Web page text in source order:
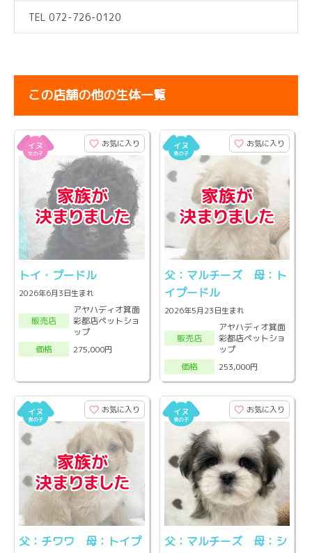
TEL 072-726-0120
この店舗の他の生体一覧
お気に入り
トイ・プードル
2026年6月3日生まれ
販売店
アヤハディオ箕面
彩都店ペットショ
ップ
価格
275,000円
お気に入り
父：マルチーズ 母：ト
イプードル
2026年5月23日生まれ
販売店
アヤハディオ箕面
彩都店ペットショ
ップ
価格
253,000円
お気に入り
父：チワワ 母：トイプ
お気に入り
父：マルチーズ 母：シ